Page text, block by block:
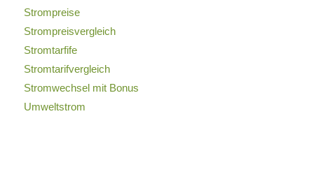
Strompreise
Strompreisvergleich
Stromtarfife
Stromtarifvergleich
Stromwechsel mit Bonus
Umweltstrom